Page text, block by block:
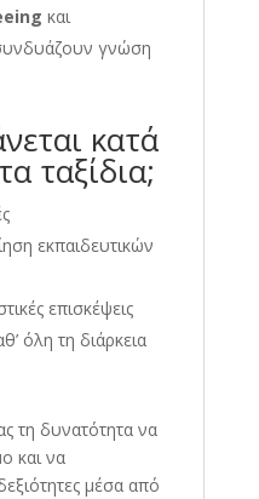
και
γνώση
κατά
ταξίδια;
εκπαιδευτικών
επισκέψεις
όλη τη διάρκεια
τη δυνατότητα να
και να
μέσα από